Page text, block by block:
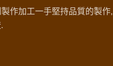
作加工一手堅持品質的製作,